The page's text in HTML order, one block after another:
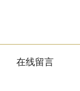
在线留言